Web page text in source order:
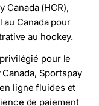
Canada (HCR),
Canada pour
au hockey.
pour le
Sportspay
ligne fluides et
de paiement